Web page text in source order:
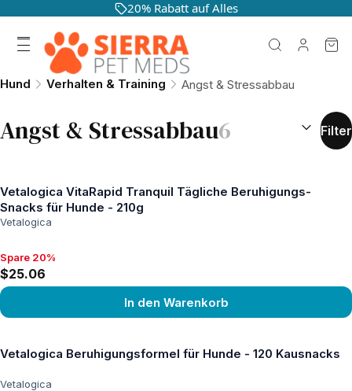
20% Rabatt auf Alles
Hund Verhalten & Training Angst & Stressabbau
Angst & Stressabbau6 Filter
Vetalogica VitaRapid Tranquil Tägliche Beruhigungs-
Snacks für Hunde - 210g
Vetalogica
Spare 20%, $25.06
Spare 20%
$25.06
In den Warenkorb
Vetalogica Beruhigungsformel für Hunde - 120 Kausnacks
Vetalogica